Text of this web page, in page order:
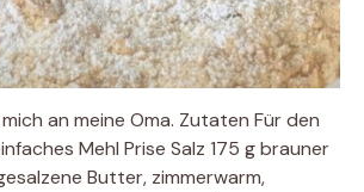
an meine Oma. Zutaten Für den
Mehl Prise Salz 175 g brauner
Butter, zimmerwarm,